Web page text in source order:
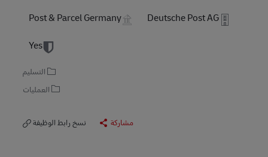
Post & Parcel Germany Deutsche Post AG
Yes
التسليم
العمليات
نسخ رابط الوظيفة مشاركة